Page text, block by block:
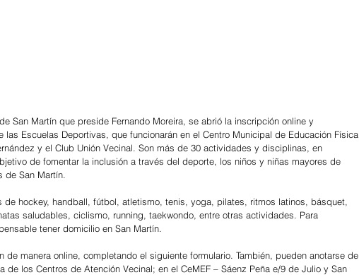
San Martín que preside Fernando Moreira, se abrió la inscripción online y
las Escuelas Deportivas, que funcionarán en el Centro Municipal de Educación Física
y el Club Unión Vecinal. Son más de 30 actividades y disciplinas, en
de fomentar la inclusión a través del deporte, los niños y niñas mayores de
de San Martín.
de hockey, handball, fútbol, atletismo, tenis, yoga, pilates, ritmos latinos, básquet,
saludables, ciclismo, running, taekwondo, entre otras actividades. Para
tener domicilio en San Martín.
de manera online, completando el siguiente formulario. También, pueden anotarse de
de los Centros de Atención Vecinal; en el CeMEF – Sáenz Peña e/9 de Julio y San